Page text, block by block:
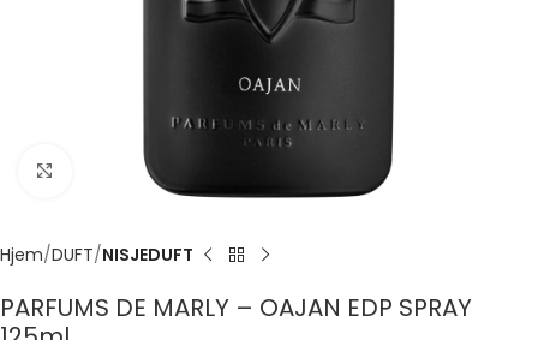
Click to enlarge
Hjem DUFT NISJEDUFT
PARFUMS DE MARLY – OAJAN EDP SPRAY